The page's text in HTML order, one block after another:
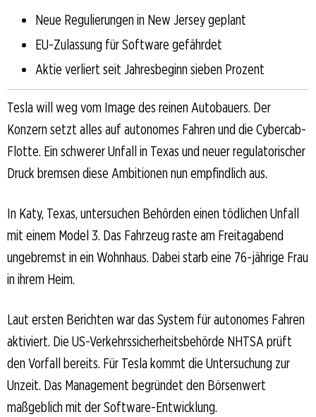
Neue Regulierungen in New Jersey geplant
EU-Zulassung für Software gefährdet
Aktie verliert seit Jahresbeginn sieben Prozent
Tesla will weg vom Image des reinen Autobauers. Der
Konzern setzt alles auf autonomes Fahren und die Cybercab-
Flotte. Ein schwerer Unfall in Texas und neuer regulatorischer
Druck bremsen diese Ambitionen nun empfindlich aus.
In Katy, Texas, untersuchen Behörden einen tödlichen Unfall
mit einem Model 3. Das Fahrzeug raste am Freitagabend
ungebremst in ein Wohnhaus. Dabei starb eine 76-jährige Frau
in ihrem Heim.
Laut ersten Berichten war das System für autonomes Fahren
aktiviert. Die US-Verkehrssicherheitsbehörde NHTSA prüft
den Vorfall bereits. Für Tesla kommt die Untersuchung zur
Unzeit. Das Management begründet den Börsenwert
maßgeblich mit der Software-Entwicklung.